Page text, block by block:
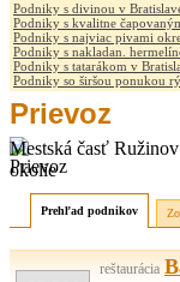
Podniky s divinou v
Podniky s kvalitne
Podniky s najviac pivami
Podniky s nakladan.
Podniky s tatarákom v
Podniky so širšou ponukou
Prievoz
Mestská časť
okolie
Prehľad podnikov
reštaurácia